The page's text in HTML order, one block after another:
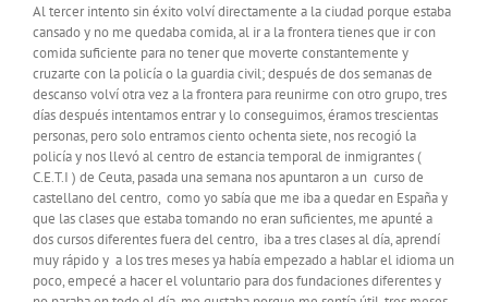
Al tercer intento sin éxito volví directamente a la ciudad porque estaba
cansado y no me quedaba comida, al ir a la frontera tienes que ir con
comida suficiente para no tener que moverte constantemente y
cruzarte con la policía o la guardia civil; después de dos semanas de
descanso volví otra vez a la frontera para reunirme con otro grupo, tres
días después intentamos entrar y lo conseguimos, éramos trescientas
personas, pero solo entramos ciento ochenta siete, nos recogió la
policía y nos llevó al centro de estancia temporal de inmigrantes (
C.E.T.I ) de Ceuta, pasada una semana nos apuntaron a un curso de
castellano del centro, como yo sabía que me iba a quedar en España y
que las clases que estaba tomando no eran suficientes, me apunté a
dos cursos diferentes fuera del centro, iba a tres clases al día, aprendí
muy rápido y a los tres meses ya había empezado a hablar el idioma un
poco, empecé a hacer el voluntario para dos fundaciones diferentes y